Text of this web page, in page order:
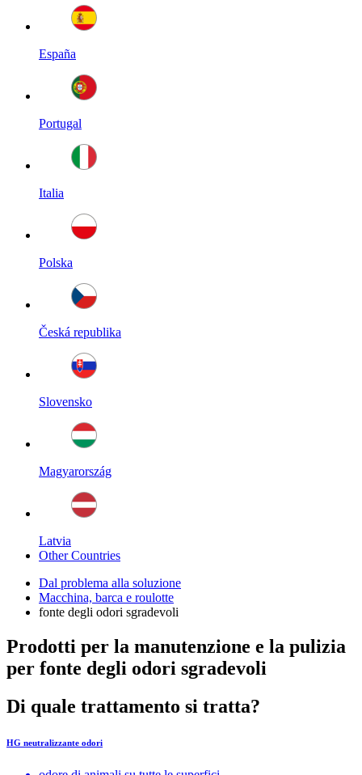
España
Portugal
Italia
Polska
Česká republika
Slovensko
Magyarország
Latvia
Other Countries
Dal problema alla soluzione
Macchina, barca e roulotte
fonte degli odori sgradevoli
Prodotti per la manutenzione e la pulizia
per fonte degli odori sgradevoli
Di quale trattamento si tratta?
HG neutralizzante odori